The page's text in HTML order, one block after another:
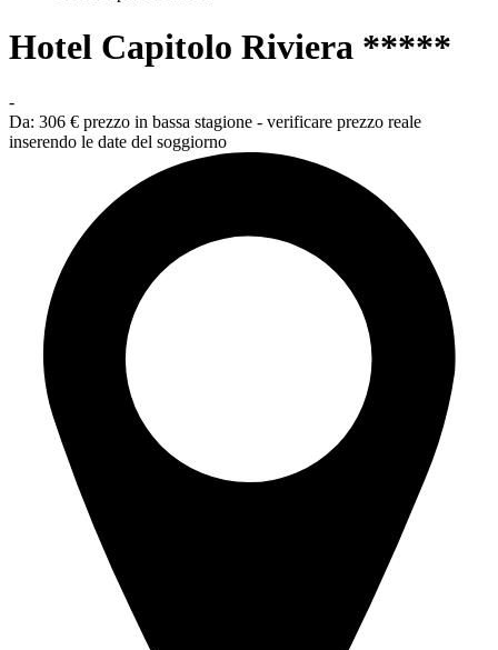
Hotel Capitolo Riviera *****
-
Da: 306 € prezzo in bassa stagione - verificare prezzo reale
inserendo le date del soggiorno